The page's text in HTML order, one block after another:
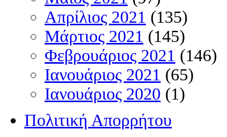
Απρίλιος 2021 (135)
Μάρτιος 2021 (145)
Φεβρουάριος 2021 (146)
Ιανουάριος 2021 (65)
Ιανουάριος 2020 (1)
Πολιτική Απορρήτου